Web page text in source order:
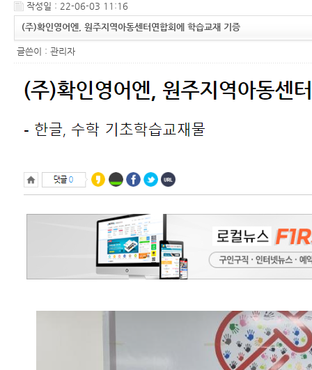
작성일 : 22-06-03 11:16
(주)확인영어엔, 원주지역아동센터연합회에 학습교재 기증
글쓴이 : 관리자